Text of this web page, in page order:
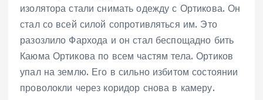
изолятора стали снимать одежду с Ортикова. Он
стал со всей силой сопротивляться им. Это
разозлило Фархода и он стал беспощадно бить
Каюма Ортикова по всем частям тела. Ортиков
упал на землю. Его в сильно избитом состоянии
проволокли через коридор снова в камеру.